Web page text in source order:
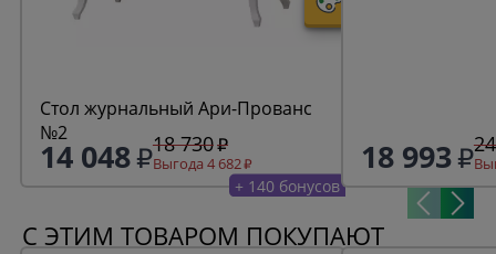
Стол журнальный Ари-Прованс
№2
14 048 18 730
Выгода 4 682
+ 140 бонусов
18 993
С ЭТИМ ТОВАРОМ ПОКУПАЮТ